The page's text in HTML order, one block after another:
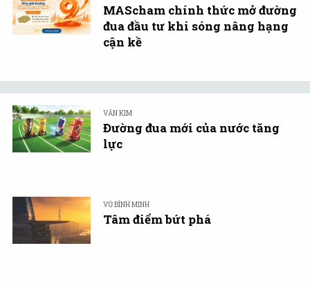
MAScham chính thức mở đường
đua đầu tư khi sóng nâng hạng
cận kề
VĂN KIM
Đường đua mới của nước tăng
lực
VŨ BÌNH MINH
Tâm điểm bứt phá